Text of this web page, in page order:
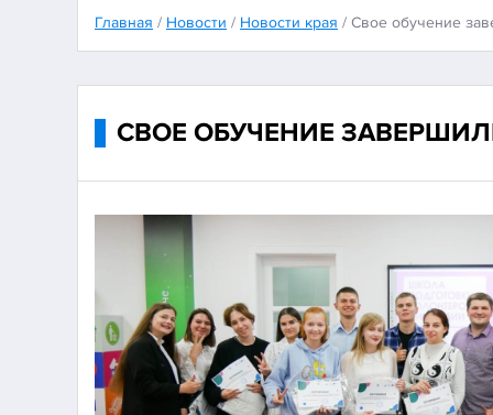
Главная / Новости / Новости края / Свое обучение
СВОЕ ОБУЧЕНИЕ